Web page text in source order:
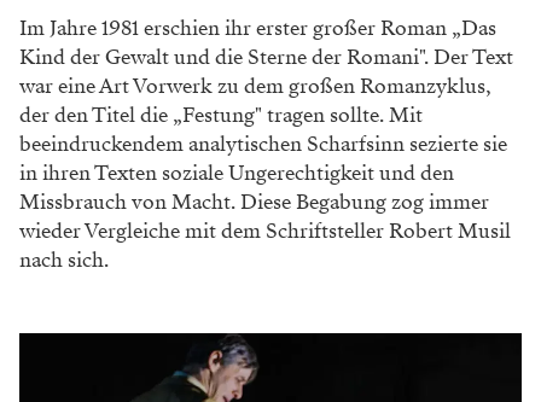
Im Jahre 1981 erschien ihr erster großer Roman „Das
Kind der Gewalt und die Sterne der Romani". Der Text
war eine Art Vorwerk zu dem großen Romanzyklus,
der den Titel die „Festung" tragen sollte. Mit
beeindruckendem analytischen Scharfsinn sezierte sie
in ihren Texten soziale Ungerechtigkeit und den
Missbrauch von Macht. Diese Begabung zog immer
wieder Vergleiche mit dem Schriftsteller Robert Musil
nach sich.